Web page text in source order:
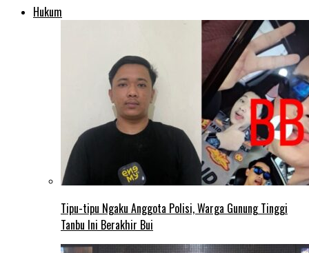
Hukum
Tipu-tipu Ngaku Anggota Polisi, Warga Gunung Tinggi
Tanbu Ini Berakhir Bui